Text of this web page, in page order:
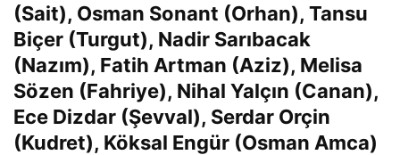
(Sait), Osman Sonant (Orhan), Tansu
Biçer (Turgut), Nadir Sarıbacak
(Nazım), Fatih Artman (Aziz), Melisa
Sözen (Fahriye), Nihal Yalçın (Canan),
Ece Dizdar (Şevval), Serdar Orçin
(Kudret), Köksal Engür (Osman Amca)